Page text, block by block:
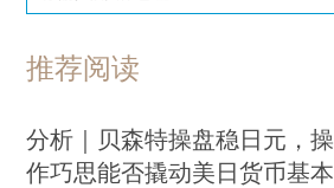
推荐阅读
分析｜贝森特操盘稳日元，操
作巧思能否撬动美日货币基本